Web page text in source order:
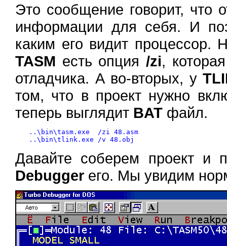
Это сообщение говорит, что
информации для себя. И
каким его видит процессор.
TASM есть опция /zi,
отладчика. А во-вторых, у
том, что в проект нужно
теперь выглядит BAT файл.
..\bin\tasm.exe  /zi 48.asm
Давайте соберем проект и
Debugger его. Мы увидим